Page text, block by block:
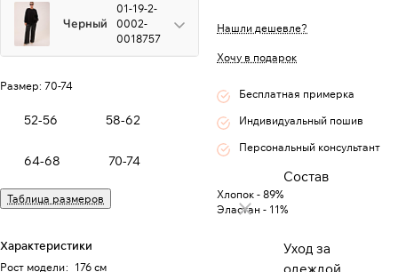
Черный
01-19-2-
0002-
0018757
Размер: 70-74
52-56 58-62
64-68 70-74
Таблица размеров
Характеристики
Рост модели: 176 см
Нашли дешевле?
Хочу в подарок
Бесплатная примерка
Индивидуальный пошив
Персональный консультант
Состав
Хлопок - 89%
Эластан - 11%
Уход за